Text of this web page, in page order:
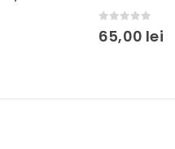
0 out of 5
65,00 lei